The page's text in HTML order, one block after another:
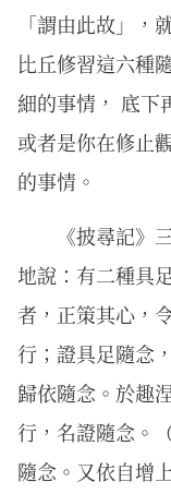
「謂由此故」，
比丘修習這六種
細的事情， 底下
或者是你在修止
的事情。
《披尋記》
地說：有二種具
者，正策其心，
行；證具足隨念
歸依隨念。於趣
行，名證隨念。
隨念。又依自增